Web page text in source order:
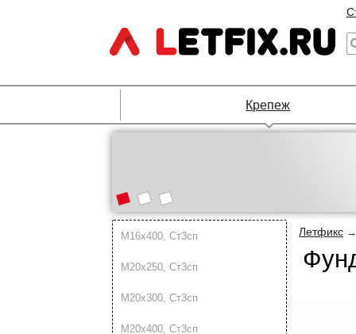
Крепеж
М16х400, Ст3сп
М20х250, Ст3сп
М20х300, Ст3сп
М20х400, Ст3сп
Летфикс